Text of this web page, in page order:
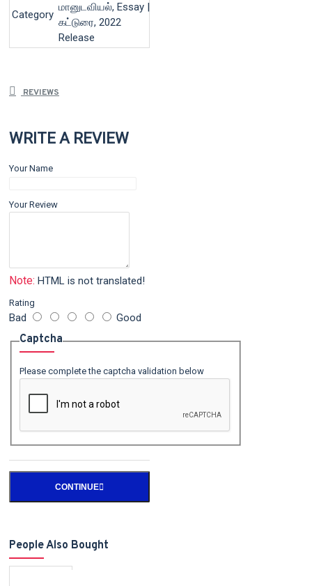
Category
மானுடவியல், Essay |
கட்டுரை, 2022
Release
REVIEWS
WRITE A REVIEW
Your Name
Your Review
Note: HTML is not translated!
Rating
Bad Good
Captcha
Please complete the captcha validation below
CONTINUE
People Also Bought